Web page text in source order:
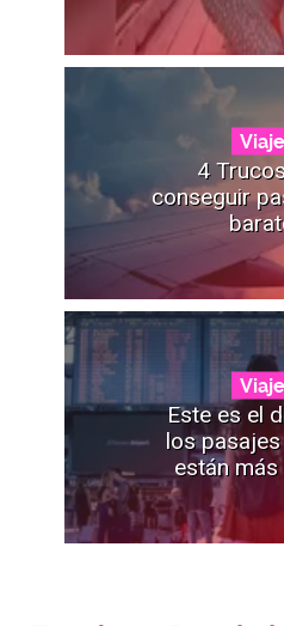
4
conseguir
Este es el
los
están